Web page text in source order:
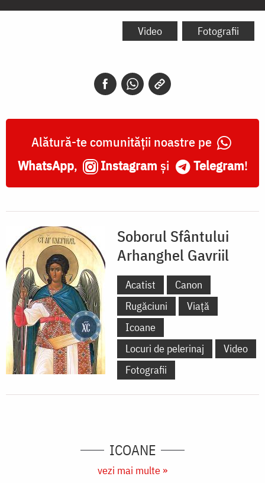
Sfântul
Video Fotografii
Alătură-te comunității noastre pe
WhatsApp, Instagram și Telegram!
Soborul Sfântului
Arhanghel Gavriil
Acatist
Canon
Rugăciuni
Viață
Icoane
Locuri de pelerinaj
Video
Fotografii
ICOANE
vezi mai multe »